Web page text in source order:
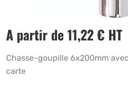
A partir de11,22€ HT
Chasse-goupille 6x200mm
carte